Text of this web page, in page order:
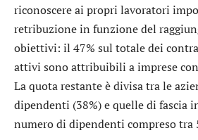
riconoscere ai propri lavoratori
retribuzione in funzione del
obiettivi: il 47% sul totale dei
attivi sono attribuibili a imprese
La quota restante è divisa tra le
dipendenti (38%) e quelle di fascia
numero di dipendenti compreso tra